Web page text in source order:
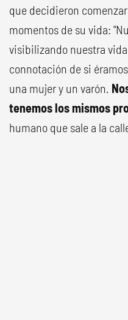
que decidieron
momentos de su vida:
visibilizando nuestra
connotación de si
una mujer y un varón.
tenemos los mismos
humano que sale a la